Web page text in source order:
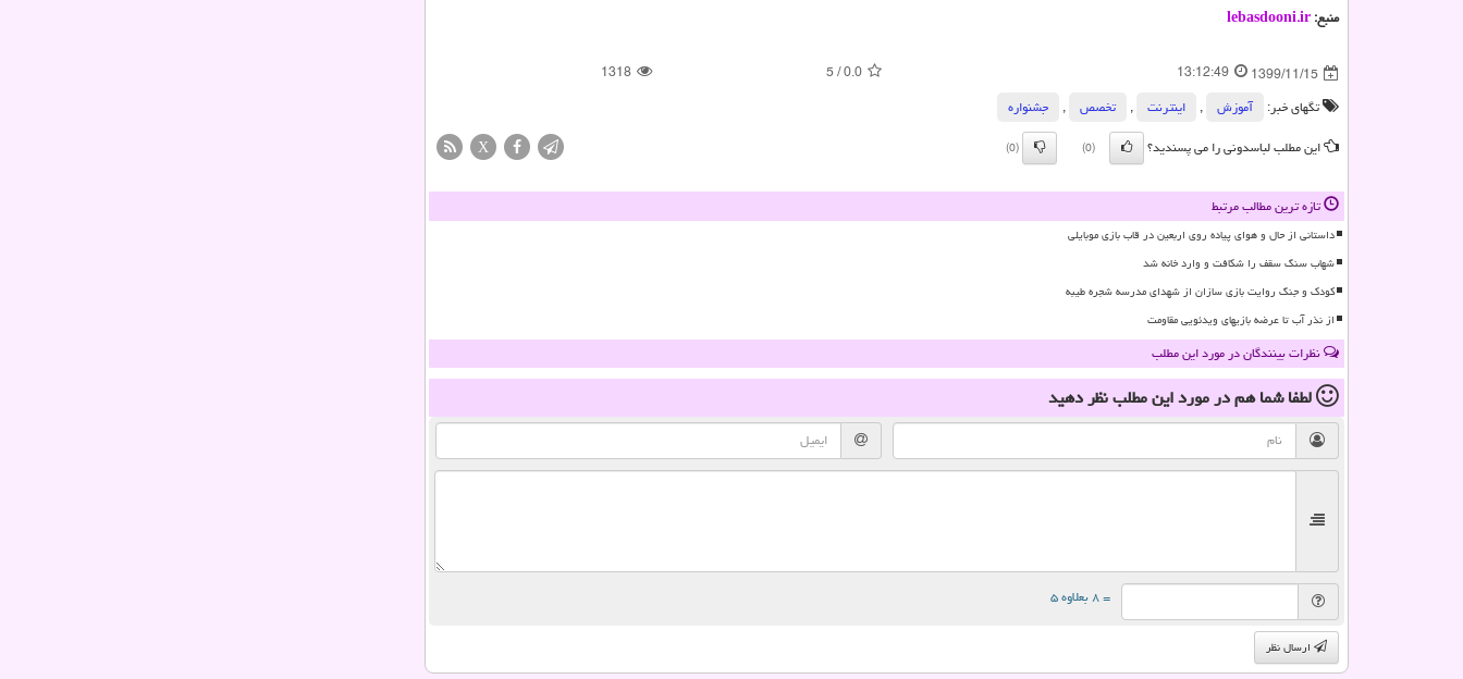
منبع:lebasdooni.ir
1399/11/15
13:12:49
0.0
/
5
1318
تگهای خبر:
آموزش , اینترنت , تخصص ,
جشنواره
این مطلب لباسدونی را می پسندید؟
(0)
(0)
X
تازه ترین مطالب مرتبط
داستانی از حال و هوای پیاده روی اربعین در قاب بازی موبایلی
شهاب سنگ سقف را شکافت و وارد خانه شد
کودک و جنگ روایت بازی سازان از شهدای مدرسه شجره طیبه
از نذر آب تا عرضه بازیهای ویدئویی مقاومت
نظرات بینندگان در مورد این مطلب
لطفا شما همدر مورد این مطلبنظر دهید
= ۸ بعلاوه ۵
ارسال نظر